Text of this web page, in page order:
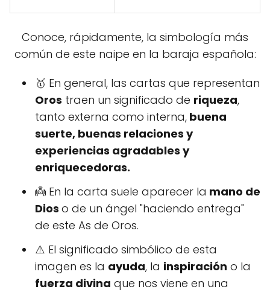
Conoce, rápidamente, la simbología más
común de este naipe en la baraja española:
🥇 En general, las cartas que representan
Oros traen un significado de riqueza,
tanto externa como interna, buena
suerte, buenas relaciones y
experiencias agradables y
enriquecedoras.
👼 En la carta suele aparecer la mano de
Dios o de un ángel "haciendo entrega"
de este As de Oros.
⚠️ El significado simbólico de esta
imagen es la ayuda, la inspiración o la
fuerza divina que nos viene en una